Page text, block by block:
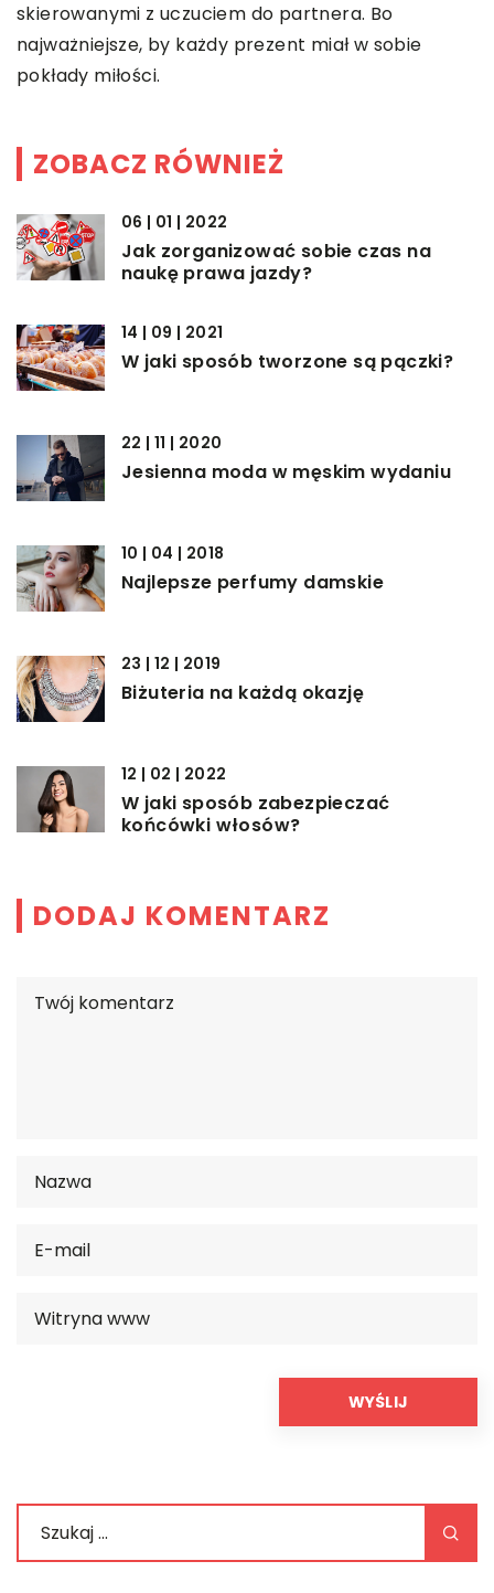
skierowanymi z uczuciem do partnera. Bo
najważniejsze, by każdy prezent miał w sobie
pokłady miłości.
ZOBACZ RÓWNIEŻ
06 | 01 | 2022
Jak zorganizować sobie czas na
naukę prawa jazdy?
14 | 09 | 2021
W jaki sposób tworzone są pączki?
22 | 11 | 2020
Jesienna moda w męskim wydaniu
10 | 04 | 2018
Najlepsze perfumy damskie
23 | 12 | 2019
Biżuteria na każdą okazję
12 | 02 | 2022
W jaki sposób zabezpieczać
końcówki włosów?
DODAJ KOMENTARZ